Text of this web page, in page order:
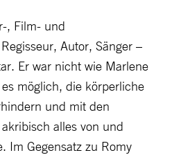
, Film- und
Autor, Sänger –
Er war nicht wie Marlene
möglich, die körperliche
und mit den
alles von und
Im Gegensatz zu Romy